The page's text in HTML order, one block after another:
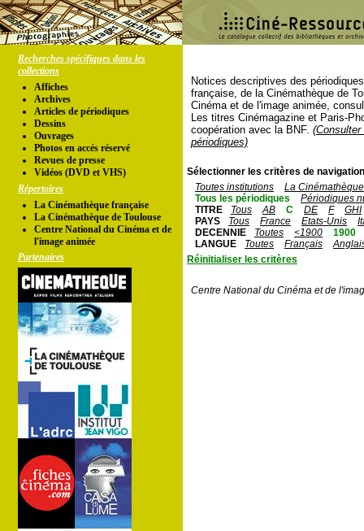
Recherches spécifiques dans les
collections
Affiches
Archives
Articles de périodiques
Dessins
Ouvrages
Photos en accés réservé
Revues de presse
Vidéos (DVD et VHS)
Répertoires
La Cinémathèque française
La Cinémathèque de Toulouse
Centre National du Cinéma et de
l'image animée
Partenaires
Notices descriptives des
française, de la Cinémathèque de
Cinéma et de l'image animée,
Les titres Cinémagazine et Paris-
coopération avec la BNF.
périodiques)
Sélectionner les critères de
Toutes institutions
La
Tous les périodiques
Périodiques
TITRE
Tous AB C DE F
GHI
PAYS
Tous France Etats-Unis
DECENNIE
Toutes <1900
1900
LANGUE
Toutes Français
Réinitialiser les critères
Centre National du Cinéma et de